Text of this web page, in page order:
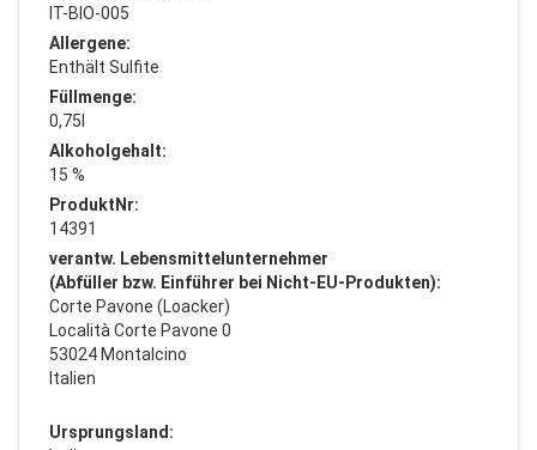
IT-BIO-005
Allergene:
Enthält Sulfite
Füllmenge:
0,75l
Alkoholgehalt:
15 %
ProduktNr:
14391
verantw. Lebensmittelunternehmer
(Abfüller bzw. Einführer bei Nicht-EU-Produkten):
Corte Pavone (Loacker)
Località Corte Pavone 0
53024 Montalcino
Italien
Ursprungsland: